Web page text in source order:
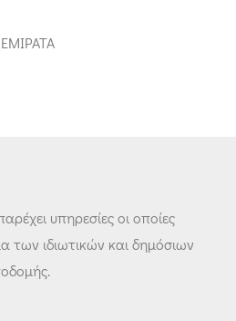
υπηρεσίες οι οποίες
ιδιωτικών και δημόσιων